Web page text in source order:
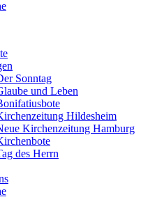
Sonntag
und Leben
Hildesheim
Kirchenzeitung Hamburg
des Herrn